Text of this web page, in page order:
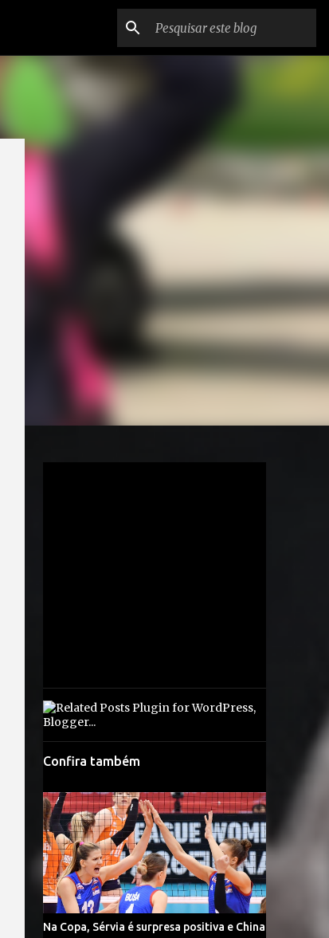
Confira também
Na Copa, Sérvia é surpresa positiva e China